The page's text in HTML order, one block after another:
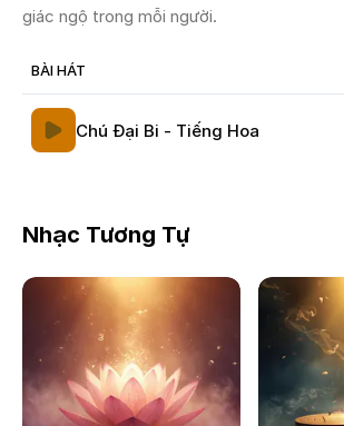
giác ngộ trong mỗi người.
BÀI HÁT
Chú Đại Bi - Tiếng Hoa
Nhạc Tương Tự